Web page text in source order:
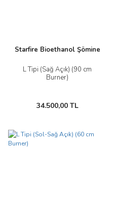
Starfire Bioethanol Şömine
L Tipi (Sağ Açık) (90 cm
Burner)
34.500,00 TL